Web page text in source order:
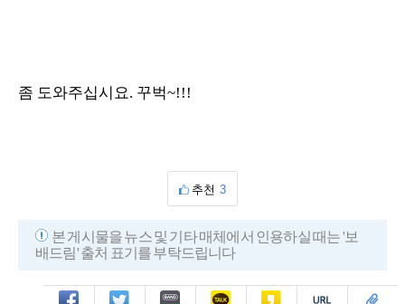
좀 도와주십시요. 꾸벅~!!!
추천 3
본 게시물을 뉴스 및 기타 매체에서 인용하실 때는 '보
배드림' 출처 표기를 부탁드립니다